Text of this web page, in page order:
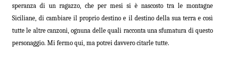
speranza di un ragazzo, che per mesi si è nascosto tra le montagne
Siciliane, di cambiare il proprio destino e il destino della sua terra e così
tutte le altre canzoni, ognuna delle quali racconta una sfumatura di questo
personaggio. Mi fermo qui, ma potrei davvero citarle tutte.